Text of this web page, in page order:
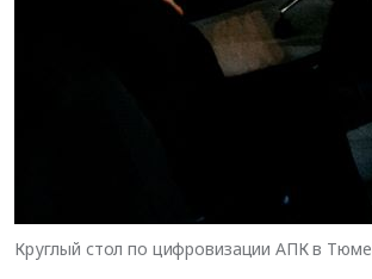
Круглый стол по цифровизации АПК в